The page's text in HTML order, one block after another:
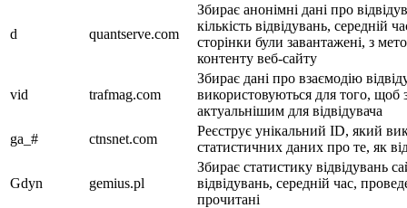
d quantserve.com
Збирає анонімні дані про
кількість відвідувань, середній
сторінки були завантажені, з
контенту веб-сайту
vid trafmag.com
Збирає дані про взаємодію
використовуються для того, щоб
актуальнішим для відвідувача
ga_#
ctnsnet.com
Реєструє унікальний ID, який
статистичних даних про те, як
Gdyn gemius.pl
Збирає статистику відвідувань
відвідувань, середній час,
прочитані